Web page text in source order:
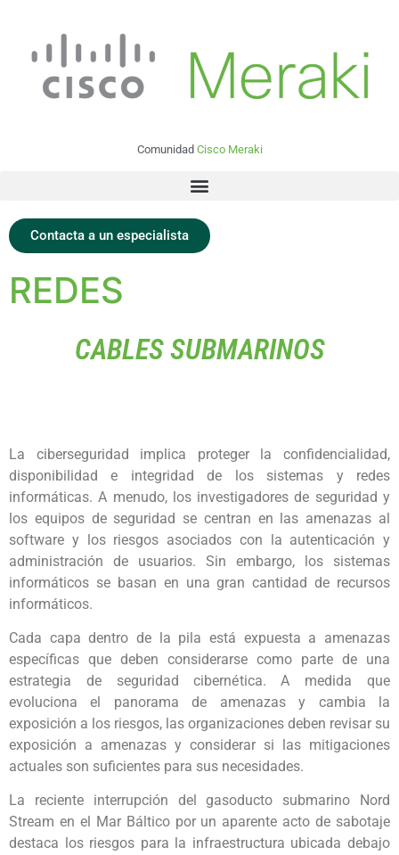
Comunidad Cisco Meraki
Contacta a un especialista
REDES
CABLES SUBMARINOS
La ciberseguridad implica proteger la confidencialidad,
disponibilidad e integridad de los sistemas y redes
informáticas. A menudo, los investigadores de seguridad y
los equipos de seguridad se centran en las amenazas al
software y los riesgos asociados con la autenticación y
administración de usuarios. Sin embargo, los sistemas
informáticos se basan en una gran cantidad de recursos
informáticos.
Cada capa dentro de la pila está expuesta a amenazas
específicas que deben considerarse como parte de una
estrategia de seguridad cibernética. A medida que
evoluciona el panorama de amenazas y cambia la
exposición a los riesgos, las organizaciones deben revisar su
exposición a amenazas y considerar si las mitigaciones
actuales son suficientes para sus necesidades.
La reciente interrupción del gasoducto submarino Nord
Stream en el Mar Báltico por un aparente acto de sabotaje
destaca los riesgos para la infraestructura ubicada debajo